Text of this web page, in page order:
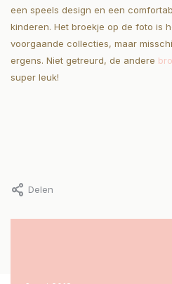
een speels design en een
kinderen. Het broekje op de foto is
voorgaande collecties, maar
ergens. Niet getreurd, de andere
super leuk!
Delen